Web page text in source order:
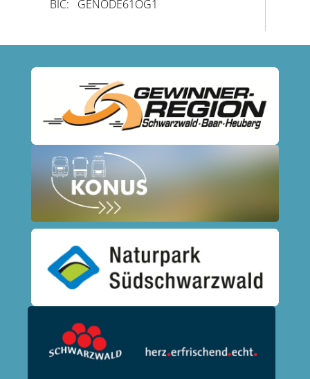
BIC: GENODE61OG1